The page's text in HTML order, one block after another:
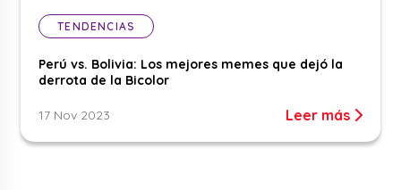
TENDENCIAS
Perú vs. Bolivia: Los mejores memes que dejó la
derrota de la Bicolor
17 Nov 2023 Leer más